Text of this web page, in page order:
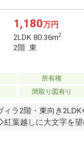
1,180万円
2LDK 80.36m2
2階 東
所有権
間取り図有り
ィラ2階・東向き
葉越しに大文字を望